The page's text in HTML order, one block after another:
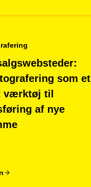
som et
værktøj til
af nye